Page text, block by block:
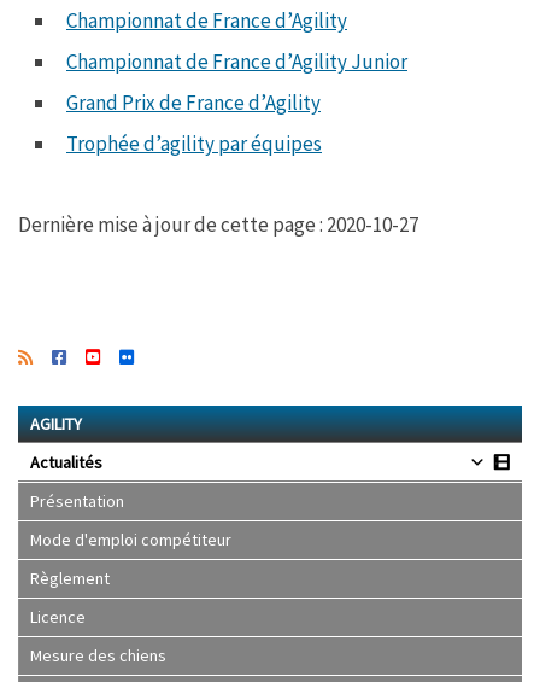
t
t
e
r
t
s
A
p
s
a
g
e
Championnat de France d’Agility
Championnat de France d’Agility Junior
Grand Prix de France d’Agility
Trophée d’agility par équipes
Dernière mise à jour de cette page : 2020-10-27
AGILITY
Actualités
Présentation
Mode d'emploi compétiteur
Règlement
Licence
Mesure des chiens